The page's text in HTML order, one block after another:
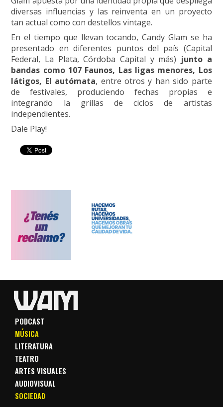
diversas influencias y las reinventa en un proyecto
tan actual como con destellos vintage.
En el tiempo que llevan tocando, Candy Glam se ha
presentado en diferentes puntos del país (Capital
Federal, La Plata, Córdoba Capital y más) junto a
bandas como 107 Faunos, Las ligas menores, Los
látigos, El autómata, entre otros y han sido parte
de festivales, produciendo fechas propias e
integrando la grillas de ciclos de artistas
independientes.
Dale Play!
PODCAST
MÚSICA
LITERATURA
TEATRO
ARTES VISUALES
AUDIOVISUAL
SOCIEDAD